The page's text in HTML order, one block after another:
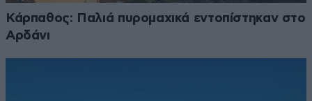
Κάρπαθος: Παλιά πυρομαχικά εντοπίστηκαν στο
Αρδάνι